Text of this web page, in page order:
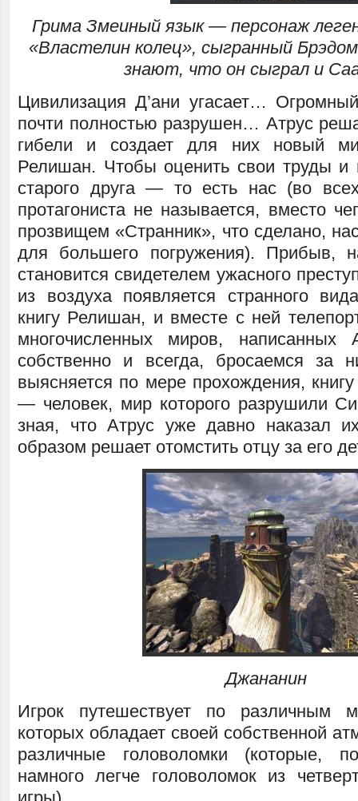
Грима Змеиный язык — персонаж
«Властелин колец», сыгранный
знают, что он сыграл и
Цивилизация Д’ани угасает…
почти полностью разрушен… Атрус
гибели и создает для них новый
Релишан. Чтобы оценить свои труды и
старого друга — то есть нас (во
протагониста не называется, вместо
прозвищем «Странник», что сделано,
для большего погружения). Прибыв,
становится свидетелем ужасного
из воздуха появляется странного
книгу Релишан, и вместе с ней
многочисленных миров,
собственно и всегда, бросаемся за
выясняется по мере прохождения,
— человек, мир которого разрушили
зная, что Атрус уже давно наказал
образом решает отомстить отцу за его
Джананин
Игрок путешествует по различным
которых обладает своей собственной
различные головоломки (которые,
намного легче головоломок из